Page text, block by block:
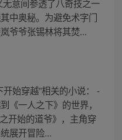
意间参透了八奇技之一
中奥秘。为避免术字门
爷爷张锡林将其焚...
始穿越”相关的小说： -
《一人之下》的世界，
开始的道爷》，主角穿
展开冒险...